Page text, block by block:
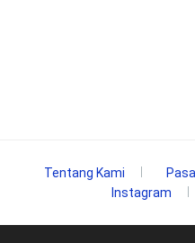
Tentang Kami
Instagram